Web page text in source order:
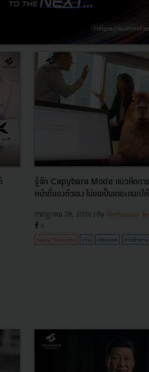
รู้จัก Capybara Mode แนวคิดกา
หน้าที่ของตัวเอง ไม่ขอเป็นเดอะแบกใ
กรกฎาคม 28, 2026 | By Techsauce
0
Saucy Thoughts งาน เดอะแบก การทำงาน